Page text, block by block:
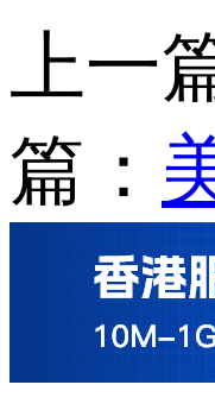
上一
篇：